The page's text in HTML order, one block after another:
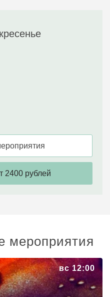
2400 рублей
мероприятия
анимацией «Экзюпери.
вс 12:00